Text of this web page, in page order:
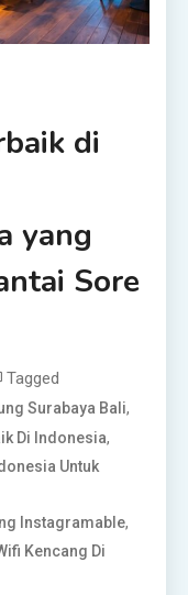
di
yang
Sore
Tagged
Surabaya Bali,
Di Indonesia,
Untuk
Instagramable,
Kencang Di